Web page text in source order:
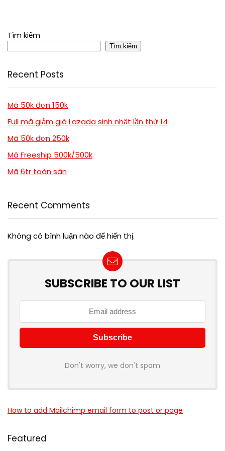
Tìm kiếm
Tìm kiếm
Recent Posts
Mã 50k đơn 150k
Full mã giảm giá Lazada sinh nhật lần thứ 14
Mã 50k đơn 250k
Mã Freeship 500k/500k
Mã 6tr toàn sàn
Recent Comments
Không có bình luận nào để hiển thị.
SUBSCRIBE TO OUR LIST
Don't worry, we don't spam
How to add Mailchimp email form to post or page
Featured